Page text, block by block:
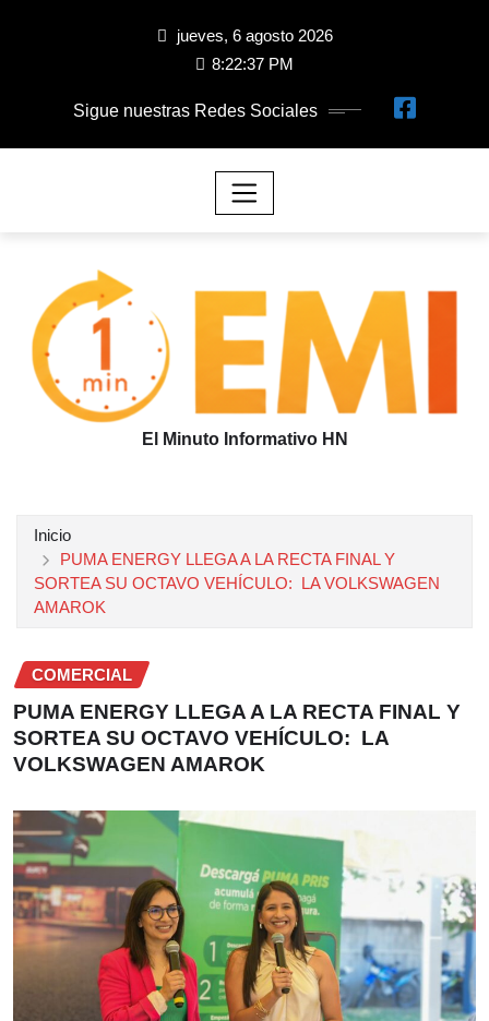
jueves, 6 agosto 2026
8:22:38 PM
Sigue nuestras Redes Sociales
El Minuto Informativo HN
Inicio
PUMA ENERGY LLEGA A LA RECTA FINAL Y
SORTEA SU OCTAVO VEHÍCULO: LA VOLKSWAGEN
AMAROK
COMERCIAL
PUMA ENERGY LLEGA A LA RECTA FINAL Y
SORTEA SU OCTAVO VEHÍCULO: LA
VOLKSWAGEN AMAROK